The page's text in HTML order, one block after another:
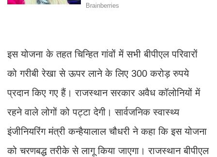
इस योजना के तहत चिन्हित गांवों में सभी बीपीएल परिवारों
को गरीबी रेखा से ऊपर लाने के लिए 300 करोड़ रुपये
प्रदान किए गए हैं। राजस्थान सरकार अवैध कॉलोनियों में
रहने वाले लोगों को पट्टा देगी। सार्वजनिक स्वास्थ्य
इंजीनियरिंग मंत्री कन्हैयालाल चौधरी ने कहा कि इस योजना
को चरणबद्ध तरीके से लागू किया जाएगा। राजस्थान बीपीएल